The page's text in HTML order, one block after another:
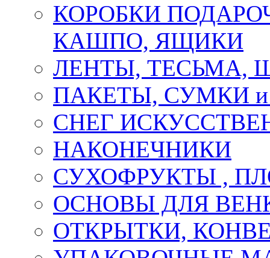
КОРОБКИ
КАШПО, ЯЩИКИ
ЛЕНТЫ, ТЕСЬМА,
ПАКЕТЫ, СУМКИ
СНЕГ
НАКОНЕЧНИКИ
СУХОФРУКТЫ ,
ОСНОВЫ ДЛЯ
ОТКРЫТКИ,